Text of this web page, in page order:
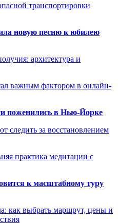
транспортировки
новую песню к юбилею
архитектура и
важным фактором в онлайн-
поженились в Нью-Йорке
следить за восстановлением
практика медитации с
к масштабному туру
как выбрать маршрут, цены и